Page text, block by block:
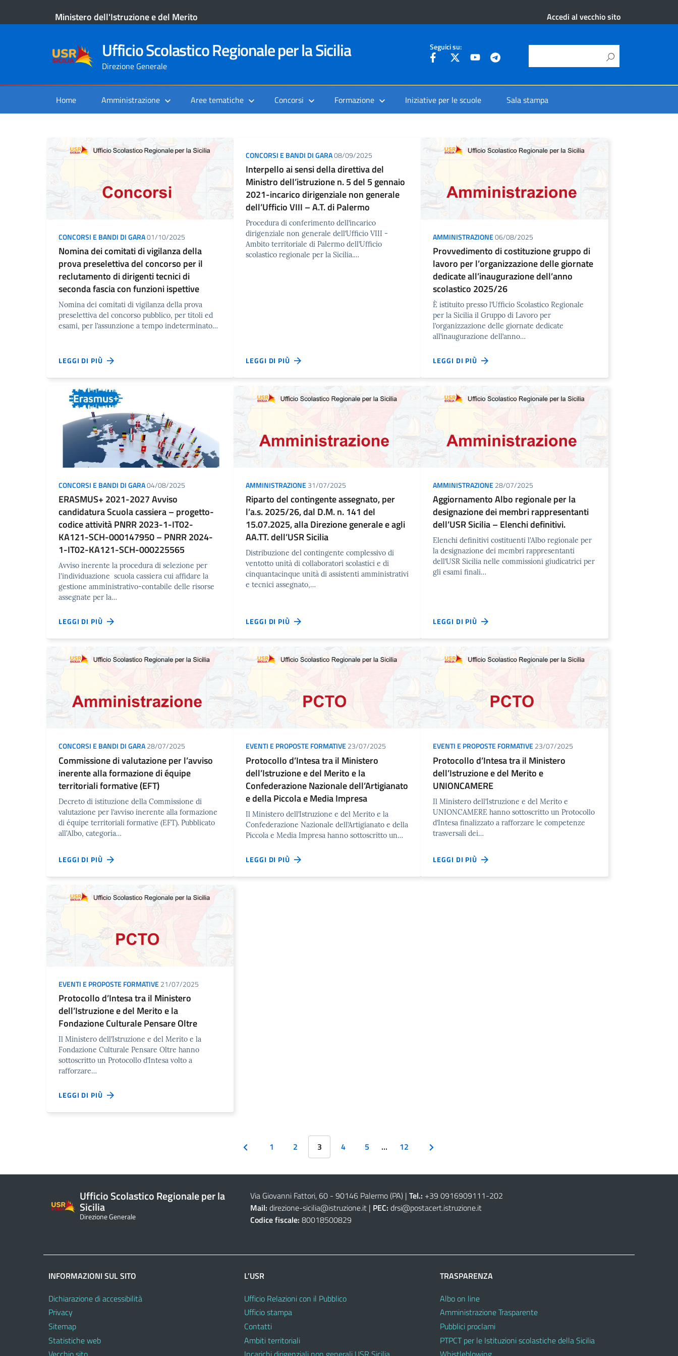
Ministero dell'Istruzione e del Merito Accedi al vecchio sito
Ufficio Scolastico Regionale per la Sicilia
Direzione Generale
Seguici su:
Home Amministrazione Aree tematiche Concorsi Formazione Iniziative per le scuole Sala stampa
CONCORSI E BANDI DI GARA01/10/2025
Nomina dei comitati di vigilanza della
prova preselettiva del concorso per il
reclutamento di dirigenti tecnici di
seconda fascia con funzioni ispettive
Nomina dei comitati di vigilanza della prova
preselettiva del concorso pubblico, per titoli ed
esami, per l’assunzione a tempo indeterminato…
LEGGI DI PIÙ
CONCORSI E BANDI DI GARA08/09/2025
Interpello ai sensi della direttiva del
Ministro dell’istruzione n. 5 del 5 gennaio
2021-incarico dirigenziale non generale
dell’Ufficio VIII – A.T. di Palermo
Procedura di conferimento dell’incarico
dirigenziale non generale dell’Ufficio VIII -
Ambito territoriale di Palermo dell’Ufficio
scolastico regionale per la Sicilia.…
LEGGI DI PIÙ
AMMINISTRAZIONE06/08/2025
Provvedimento di costituzione gruppo di
lavoro per l’organizzazione delle giornate
dedicate all’inaugurazione dell’anno
scolastico 2025/26
È istituito presso l’Ufficio Scolastico Regionale
per la Sicilia il Gruppo di Lavoro per
l’organizzazione delle giornate dedicate
all’inaugurazione dell’anno…
LEGGI DI PIÙ
CONCORSI E BANDI DI GARA04/08/2025
ERASMUS+ 2021-2027 Avviso
candidatura Scuola cassiera – progetto-
codice attività PNRR 2023-1-IT02-
KA121-SCH-000147950 – PNRR 2024-
1-IT02-KA121-SCH-000225565
Avviso inerente la procedura di selezione per
l'individuazione scuola cassiera cui affidare la
gestione amministrativo-contabile delle risorse
assegnate per la…
LEGGI DI PIÙ
AMMINISTRAZIONE31/07/2025
Riparto del contingente assegnato, per
l’a.s. 2025/26, dal D.M. n. 141 del
15.07.2025, alla Direzione generale e agli
AA.TT. dell’USR Sicilia
Distribuzione del contingente complessivo di
ventotto unità di collaboratori scolastici e di
cinquantacinque unità di assistenti amministrativi
e tecnici assegnato,…
LEGGI DI PIÙ
AMMINISTRAZIONE28/07/2025
Aggiornamento Albo regionale per la
designazione dei membri rappresentanti
dell’USR Sicilia – Elenchi definitivi.
Elenchi definitivi costituenti l'Albo regionale per
la designazione dei membri rappresentanti
dell’USR Sicilia nelle commissioni giudicatrici per
gli esami finali…
LEGGI DI PIÙ
CONCORSI E BANDI DI GARA28/07/2025
Commissione di valutazione per l’avviso
inerente alla formazione di équipe
territoriali formative (EFT)
Decreto di istituzione della Commissione di
valutazione per l’avviso inerente alla formazione
di équipe territoriali formative (EFT). Pubblicato
all'Albo, categoria…
LEGGI DI PIÙ
EVENTI E PROPOSTE FORMATIVE23/07/2025
Protocollo d’Intesa tra il Ministero
dell’Istruzione e del Merito e la
Confederazione Nazionale dell’Artigianato
e della Piccola e Media Impresa
Il Ministero dell’Istruzione e del Merito e la
Confederazione Nazionale dell’Artigianato e della
Piccola e Media Impresa hanno sottoscritto un…
LEGGI DI PIÙ
EVENTI E PROPOSTE FORMATIVE23/07/2025
Protocollo d’Intesa tra il Ministero
dell’Istruzione e del Merito e
UNIONCAMERE
Il Ministero dell’Istruzione e del Merito e
UNIONCAMERE hanno sottoscritto un Protocollo
d’Intesa finalizzato a rafforzare le competenze
trasversali dei…
LEGGI DI PIÙ
EVENTI E PROPOSTE FORMATIVE21/07/2025
Protocollo d’Intesa tra il Ministero
dell’Istruzione e del Merito e la
Fondazione Culturale Pensare Oltre
Il Ministero dell’Istruzione e del Merito e la
Fondazione Culturale Pensare Oltre hanno
sottoscritto un Protocollo d’Intesa volto a
rafforzare…
LEGGI DI PIÙ
1 2 3 4 5 … 12
Ufficio Scolastico Regionale per la
Sicilia
Direzione Generale
Via Giovanni Fattori, 60 - 90146 Palermo (PA)| Tel.: +39 0916909111-202
Mail: direzione-sicilia@istruzione.it| PEC: drsi@postacert.istruzione.it
Codice fiscale: 80018500829
INFORMAZIONI SUL SITO
Dichiarazione di accessibilità
Privacy
Sitemap
Statistiche web
L’USR
Ufficio Relazioni con il Pubblico
Ufficio stampa
Contatti
Ambiti territoriali
TRASPARENZA
Albo on line
Amministrazione Trasparente
Pubblici proclami
PTPCT per le Istituzioni scolastiche della Sicilia